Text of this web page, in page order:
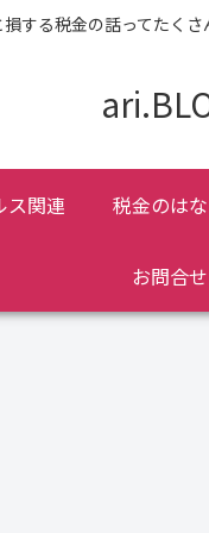
する税金の話ってたく
ス関連 税金のは
お問合せ